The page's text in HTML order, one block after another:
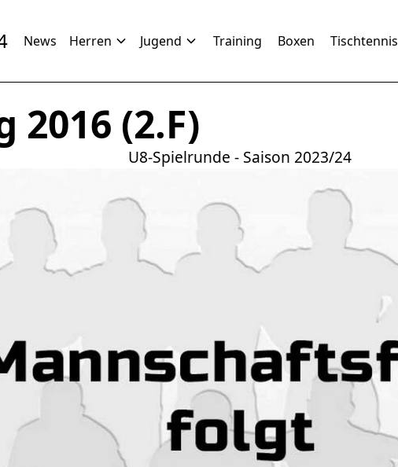
News Herren Jugend Training Boxen Tischtennis
2016 (2.F)
U8-Spielrunde - Saison 2023/24